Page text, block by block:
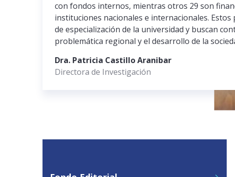
con fondos internos, mientras otros 29 son
instituciones nacionales e internacionales.
de especialización de la universidad y buscan
problemática regional y el desarrollo de la
Dra. Patricia Castillo Aranibar
Directora de Investigación